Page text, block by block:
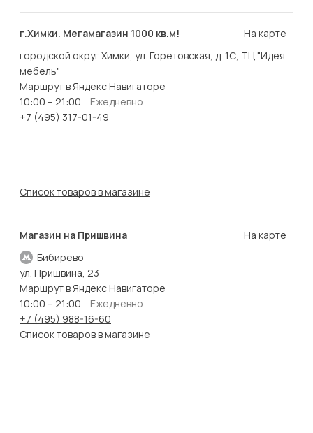
г.Химки. Мегамагазин 1000 кв.м!
На карте
городской округ Химки, ул. Горетовская, д. 1С, ТЦ "Идея
мебель"
Маршрут в Яндекс Навигаторе
10:00 – 21:00
Ежедневно
+7 (495) 317-01-49
Список товаров в магазине
Магазин на Пришвина
Бибирево
На карте
ул. Пришвина, 23
Маршрут в Яндекс Навигаторе
10:00 – 21:00
Ежедневно
+7 (495) 988-16-60
Список товаров в магазине